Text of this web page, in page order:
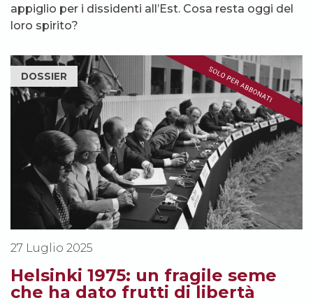
appiglio per i dissidenti all’Est. Cosa resta oggi del
loro spirito?
DOSSIER
27 Luglio 2025
Helsinki 1975: un fragile seme
che ha dato frutti di libertà